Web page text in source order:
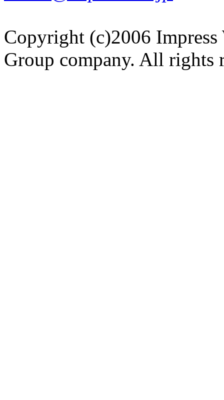
Copyright (c)2006 Impress
Group company. All rights